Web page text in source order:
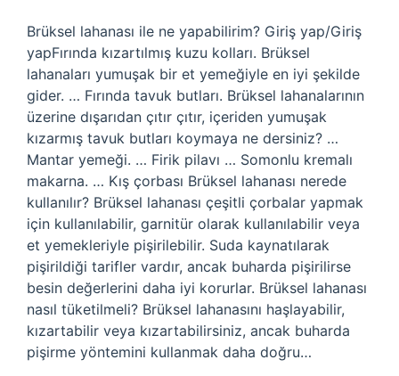
Brüksel lahanası ile ne yapabilirim? Giriş yap/Giriş
yapFırında kızartılmış kuzu kolları. Brüksel
lahanaları yumuşak bir et yemeğiyle en iyi şekilde
gider. … Fırında tavuk butları. Brüksel lahanalarının
üzerine dışarıdan çıtır çıtır, içeriden yumuşak
kızarmış tavuk butları koymaya ne dersiniz? …
Mantar yemeği. … Firik pilavı … Somonlu kremalı
makarna. … Kış çorbası Brüksel lahanası nerede
kullanılır? Brüksel lahanası çeşitli çorbalar yapmak
için kullanılabilir, garnitür olarak kullanılabilir veya
et yemekleriyle pişirilebilir. Suda kaynatılarak
pişirildiği tarifler vardır, ancak buharda pişirilirse
besin değerlerini daha iyi korurlar. Brüksel lahanası
nasıl tüketilmeli? Brüksel lahanasını haşlayabilir,
kızartabilir veya kızartabilirsiniz, ancak buharda
pişirme yöntemini kullanmak daha doğru…